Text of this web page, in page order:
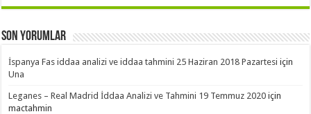
Son Yorumlar
İspanya Fas iddaa analizi ve iddaa tahmini 25 Haziran 2018 Pazartesi için
Una
Leganes – Real Madrid İddaa Analizi ve Tahmini 19 Temmuz 2020 için
mactahmin